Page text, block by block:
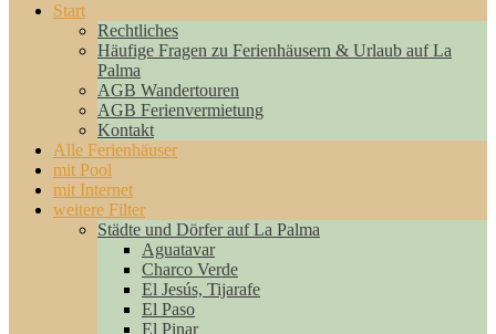
Start
Rechtliches
Häufige Fragen zu Ferienhäusern & Urlaub auf La
Palma
AGB Wandertouren
AGB Ferienvermietung
Kontakt
Alle Ferienhäuser
mit Pool
mit Internet
weitere Filter
Städte und Dörfer auf La Palma
Aguatavar
Charco Verde
El Jesús, Tijarafe
El Paso
El Pinar